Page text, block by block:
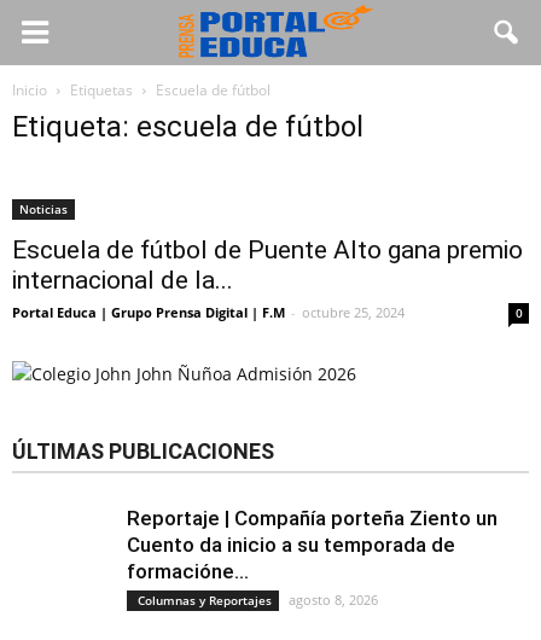
Inicio Etiquetas Escuela de fútbol
Etiqueta: escuela de fútbol
Noticias
Escuela de fútbol de Puente Alto gana premio
internacional de la...
Portal Educa | Grupo Prensa Digital | F.M - octubre 25, 2024 0
ÚLTIMAS PUBLICACIONES
Reportaje | Compañía porteña Ziento un
Cuento da inicio a su temporada de
formacióne...
Columnas y Reportajes agosto 8, 2026